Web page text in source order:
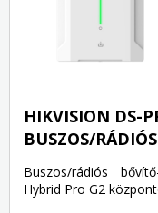
HIKVISION DS-
BUSZOS/
Buszos/rádiós
Hybrid Pro G2